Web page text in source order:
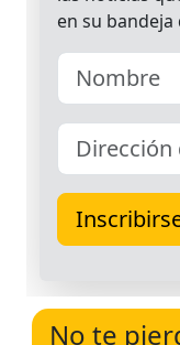
No te